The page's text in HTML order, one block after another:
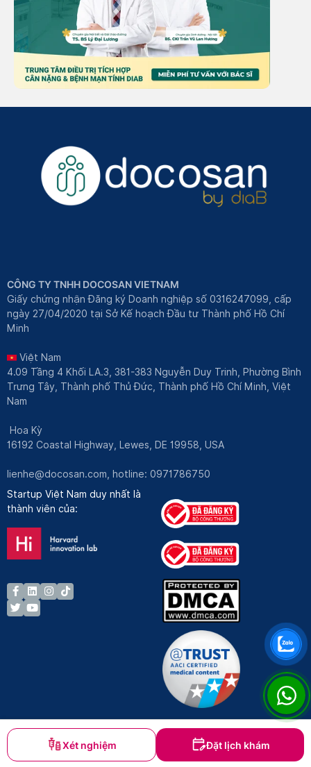
Xét nghiệm Đặt lịch khám
CÔNG TY TNHH DOCOSAN VIETNAM
Giấy chứng nhận Đăng ký Doanh nghiệp số 0316247099, cấp
ngày 27/04/2020 tại Sở Kế hoạch Đầu tư Thành phố Hồ Chí
Minh
Việt Nam
4.09 Tầng 4 Khối LA.3, 381-383 Nguyễn Duy Trinh, Phường Bình
Trưng Tây, Thành phố Thủ Đức, Thành phố Hồ Chí Minh, Việt
Nam
Hoa Kỳ
16192 Coastal Highway, Lewes, DE 19958, USA
lienhe@docosan.com , hotline: 0971786750
Startup Việt Nam duy nhất là
thành viên của:
Bản quyền © Docosan 2023